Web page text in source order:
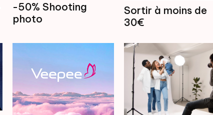
-50% Shooting
photo
Sortir à moins de
30€